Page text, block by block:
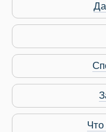
Что